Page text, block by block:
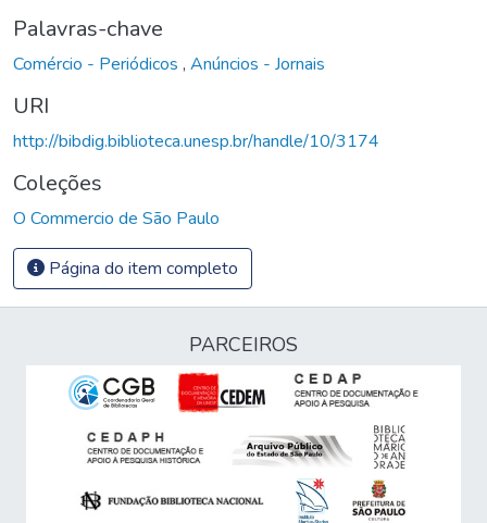
Palavras-chave
Comércio - Periódicos , Anúncios - Jornais
URI
http://bibdig.biblioteca.unesp.br/handle/10/3174
Coleções
O Commercio de São Paulo
Página do item completo
PARCEIROS